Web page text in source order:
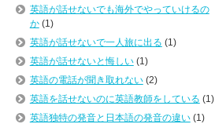
英語が話せないでも海外でやっていけるの
か(1)
英語が話せないで一人旅に出る (1)
英語が話せないと悔しい(1)
英語の電話が聞き取れない(2)
英語を話せないのに英語教師をしている (1)
英語独特の発音と日本語の発音の違い(1)